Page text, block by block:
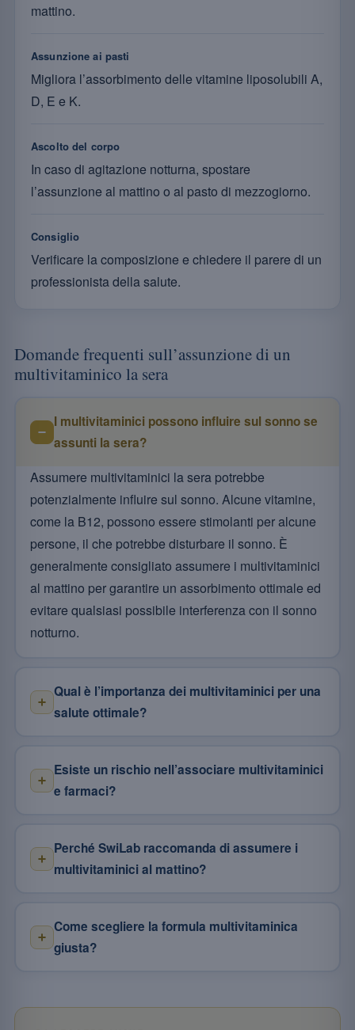
mattino.
Assunzione ai pasti
Migliora l’assorbimento delle vitamine liposolubili A,
D, E e K.
Ascolto del corpo
In caso di agitazione notturna, spostare
l’assunzione al mattino o al pasto di mezzogiorno.
Consiglio
Verificare la composizione e chiedere il parere di un
professionista della salute.
Domande frequenti sull’assunzione di un
multivitaminico la sera
I multivitaminici possono influire sul sonno se
assunti la sera?
Assumere multivitaminici la sera potrebbe
potenzialmente influire sul sonno. Alcune vitamine,
come la B12, possono essere stimolanti per alcune
persone, il che potrebbe disturbare il sonno. È
generalmente consigliato assumere i multivitaminici
al mattino per garantire un assorbimento ottimale ed
evitare qualsiasi possibile interferenza con il sonno
notturno.
Qual è l’importanza dei multivitaminici per una
salute ottimale?
Esiste un rischio nell’associare multivitaminici
e farmaci?
Perché SwiLab raccomanda di assumere i
multivitaminici al mattino?
Come scegliere la formula multivitaminica
giusta?